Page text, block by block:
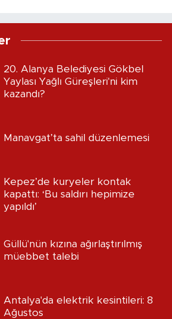
20. Alanya Belediyesi Gökbel
Yaylası Yağlı Güreşleri'ni kim
kazandı?
Manavgat’ta sahil düzenlemesi
Kepez’de kuryeler kontak
kapattı: ‘Bu saldırı hepimize
yapıldı’
Güllü'nün kızına ağırlaştırılmış
müebbet talebi
Antalya'da elektrik kesintileri: 8
Ağustos